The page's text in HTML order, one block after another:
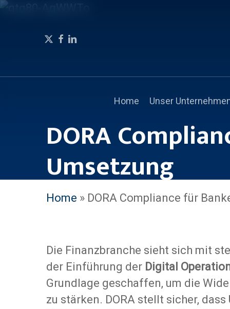
Skip
x-
facebook
linkedin
instagram
phone
email
Home Unser
DORA
Umsetzung
Home » DORA Compliance für
Die Finanzbranche sieht sich mit
der Einführung der Digital
Grundlage geschaffen, um die
zu stärken. DORA stellt sicher,